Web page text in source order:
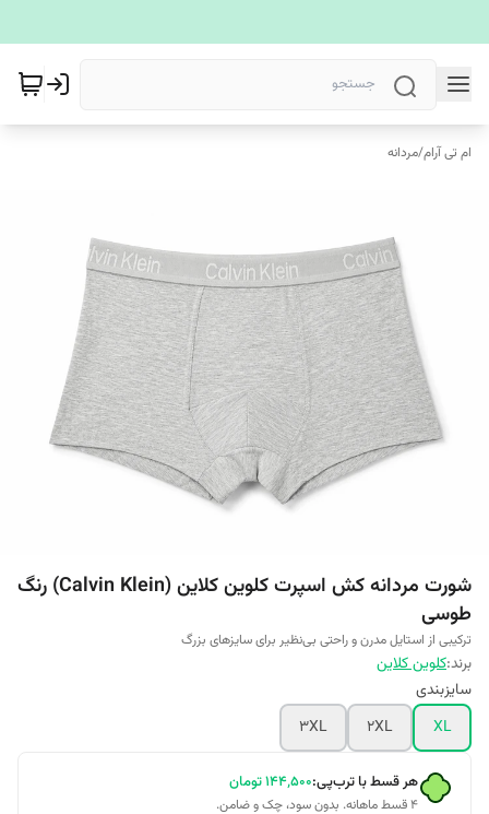
ام تی آرام/مردانه
شورت مردانه کش اسپرت کلوین کلاین (Calvin Klein) رنگ
طوسی
ترکیبی از استایل مدرن و راحتی بی‌نظیر برای سایزهای بزرگ
برند:کلوین کلاین
سایزبندی
XL
2XL
3XL
هر قسط با ترب‌پی:۱۴۴٬۵۰۰تومان
۴ قسط ماهانه. بدون سود، چک و ضامن.